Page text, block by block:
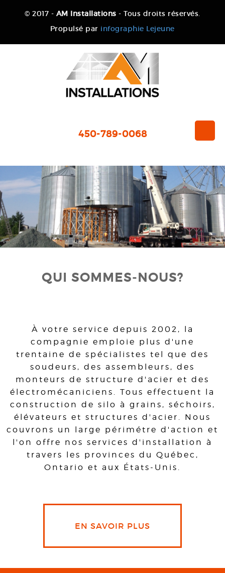
© 2017 - AM Installations - Tous droits réservés.
Propulsé par infographie Lejeune
450-789-0068
QUI SOMMES-NOUS?
À votre service depuis 2002, la
compagnie emploie plus d'une
trentaine de spécialistes tel que des
soudeurs, des assembleurs, des
monteurs de structure d'acier et des
électromécaniciens. Tous effectuent la
construction de silo à grains, séchoirs,
élévateurs et structures d'acier. Nous
couvrons un large périmétre d'action et
l'on offre nos services d'installation à
travers les provinces du Québec,
Ontario et aux États-Unis.
EN SAVOIR PLUS